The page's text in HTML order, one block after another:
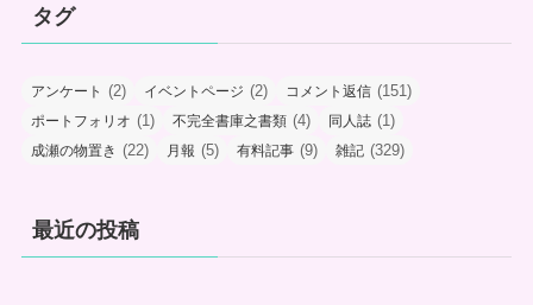
タグ
アンケート (2) イベントページ (2) コメント返信 (151)
ポートフォリオ (1) 不完全書庫之書類 (4) 同人誌 (1)
成瀬の物置き (22) 月報 (5) 有料記事 (9) 雑記 (329)
最近の投稿